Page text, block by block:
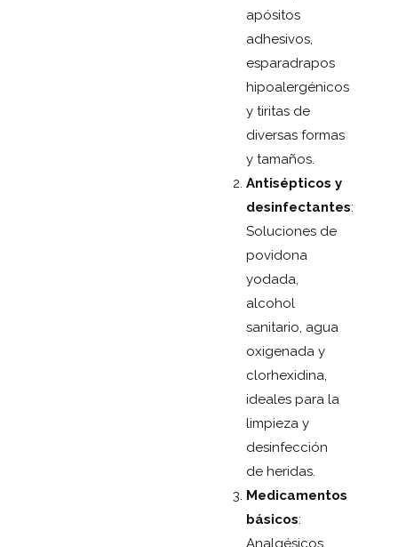
apósitos
adhesivos,
esparadrapos
hipoalergénicos
y tiritas de
diversas formas
y tamaños.
Antisépticos y
desinfectantes:
Soluciones de
povidona
yodada,
alcohol
sanitario, agua
oxigenada y
clorhexidina,
ideales para la
limpieza y
desinfección
de heridas.
Medicamentos
básicos:
Analgésicos,